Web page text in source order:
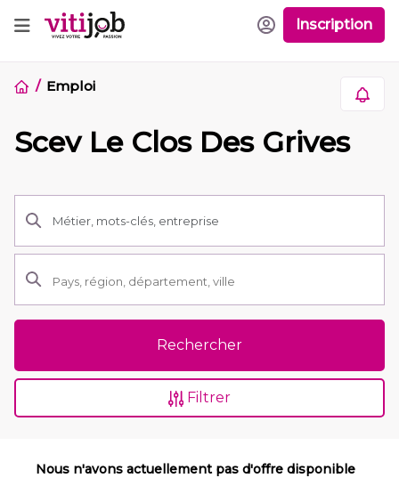
Inscription
Emploi
Scev Le Clos Des Grives
Rechercher
Filtrer
Nous n'avons actuellement pas d'offre disponible